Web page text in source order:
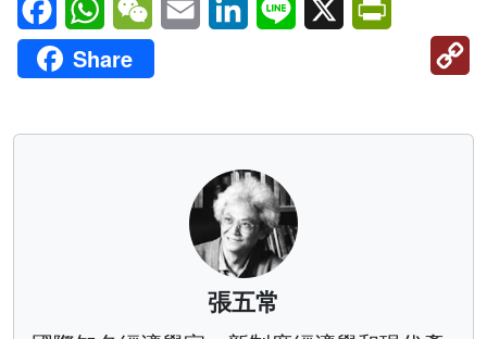
Share
張五常